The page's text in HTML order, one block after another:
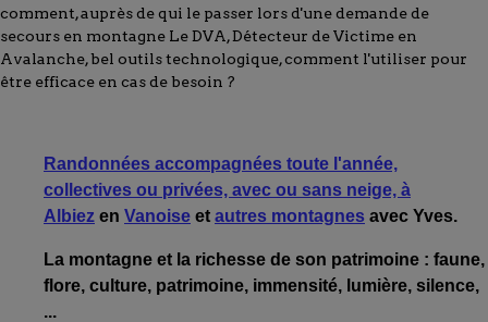
comment, auprès de qui le passer lors d'une demande de
secours en montagne Le DVA, Détecteur de Victime en
Avalanche, bel outils technologique, comment l'utiliser pour
être efficace en cas de besoin ?
Randonnées accompagnées toute l'année,
collectives ou privées, avec ou sans neige, à
Albiez en Vanoise et autres montagnes avec Yves.
La montagne et la richesse de son patrimoine : faune,
flore, culture, patrimoine, immensité, lumière, silence,
...